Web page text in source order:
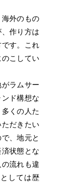
外のもの
作り方は
す。これ
こしてい
ラムサー
ド構想な
くの人た
だきたい
、地元と
状態とな
流れも違
しては歴